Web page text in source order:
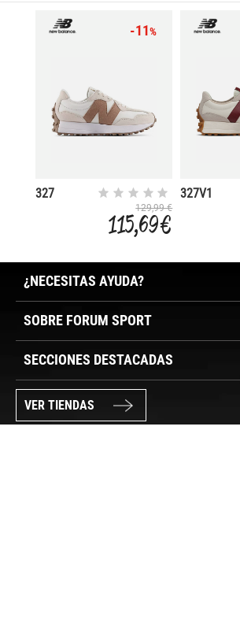
-11%
327
129,99 €
115,69 €
327V1
¿NECESITAS AYUDA?
SOBRE FORUM SPORT
SECCIONES DESTACADAS
VER TIENDAS